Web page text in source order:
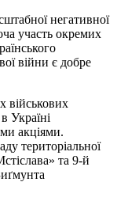
негативної
участь окремих
війни є добре
військових
Україні
акціями.
територіальної
та 9-й